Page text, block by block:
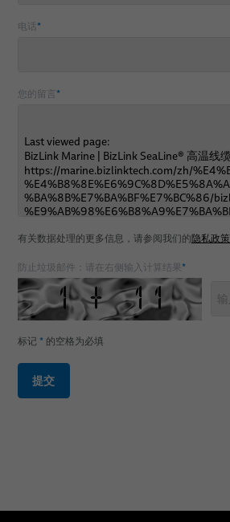
电话 *
您的留言 *
有关数据处理的更多信息，请参阅我们的隐私政策
防止垃圾邮件：请在右侧输入计算结果*
标记 * 的空格为必填
提交